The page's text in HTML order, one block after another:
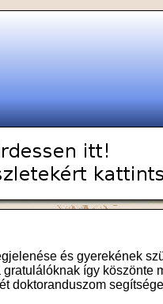
és gyerekének
így köszönte
doktoranduszom